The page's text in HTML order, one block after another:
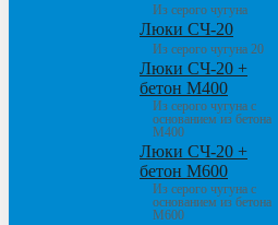
Из серого чугуна
Люки СЧ-20
Из серого чугуна 20
Люки СЧ-20 +
бетон М400
Из серого чугуна с
основанием из бетона
М400
Люки СЧ-20 +
бетон М600
Из серого чугуна с
основанием из бетона
М600